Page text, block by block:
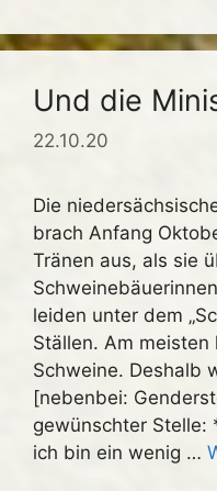
Und die
22.10.20
Die
brach Anfang
Tränen aus, als sie
leiden unter dem
Ställen. Am
Schweine. Deshalb
[nebenbei:
gewünschter Stelle:
ich bin ein wenig …